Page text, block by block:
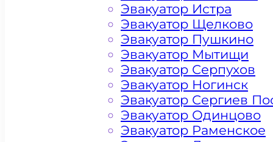
Эвакуатор Истра
Эвакуатор Щелково
Эвакуатор Пушкино
Эвакуатор Мытищи
Эвакуатор Серпухов
Эвакуатор Ногинск
Эвакуатор Сергиев
Эвакуатор Одинцово
Эвакуатор Раменское